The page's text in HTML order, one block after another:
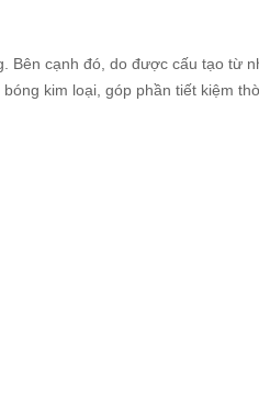
Bên cạnh đó, do được cấu tạo từ
kim loại, góp phần tiết kiệm